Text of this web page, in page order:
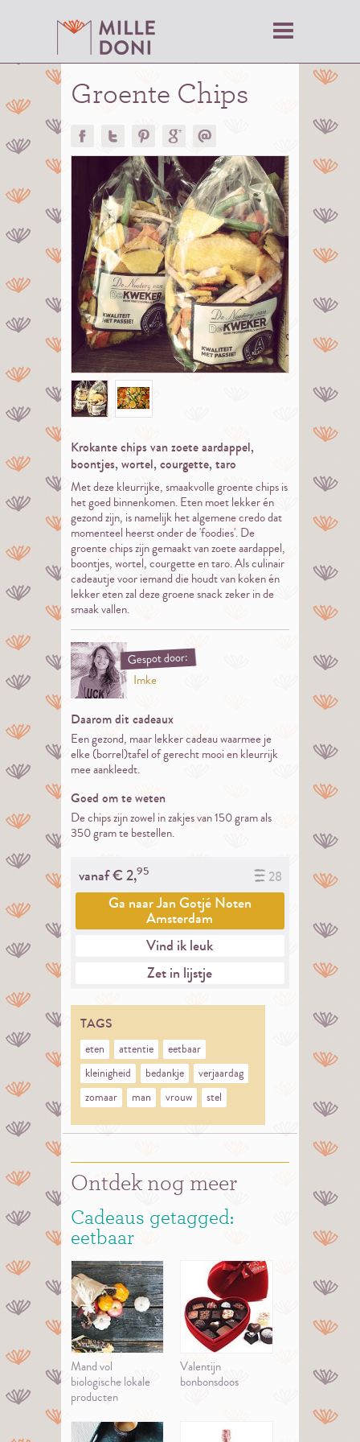
Groente Chips
Krokante chips van zoete aardappel,
boontjes, wortel, courgette, taro
Met deze kleurrijke, smaakvolle groente chips is
het goed binnenkomen. Eten moet lekker én
gezond zijn, is namelijk het algemene credo dat
momenteel heerst onder de 'foodies'. De
groente chips zijn gemaakt van zoete aardappel,
boontjes, wortel, courgette en taro. Als culinair
cadeautje voor iemand die houdt van koken én
lekker eten zal deze groene snack zeker in de
smaak vallen.
Gespot door:
Imke
Daarom dit cadeaux
Een gezond, maar lekker cadeau waarmee je
elke (borrel)tafel of gerecht mooi en kleurrijk
mee aankleedt.
Goed om te weten
De chips zijn zowel in zakjes van 150 gram als
350 gram te bestellen.
28
vanaf €2,95
Ga naarJan Gotjé Noten
Amsterdam
Vind ik leuk
Zet in lijstje
TAGS
eten attentie
eetbaar
kleinigheid
bedankje
verjaardag
zomaar
man vrouw stel
Ontdek nog meer
Cadeaus getagged:
eetbaar
Mand vol
biologische lokale
producten
Valentijn
bonbonsdoos